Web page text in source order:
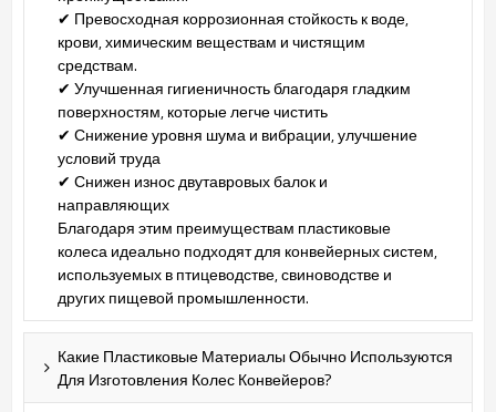
✔ Превосходная коррозионная стойкость к воде,
крови, химическим веществам и чистящим
средствам.
✔ Улучшенная гигиеничность благодаря гладким
поверхностям, которые легче чистить
✔ Снижение уровня шума и вибрации, улучшение
условий труда
✔ Снижен износ двутавровых балок и
направляющих
Благодаря этим преимуществам пластиковые
колеса идеально подходят для конвейерных систем,
используемых в птицеводстве, свиноводстве и
других пищевой промышленности.
Какие Пластиковые Материалы Обычно Используются
Для Изготовления Колес Конвейеров?